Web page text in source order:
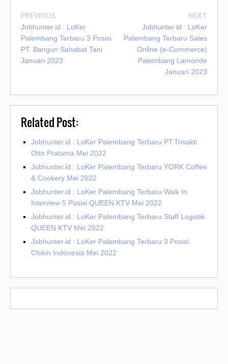
PREVIOUS
Jobhunter.id : LoKer
Palembang Terbaru 3 Posisi
PT. Bangun Sahabat Tani
Januari 2023
NEXT
Jobhunter.id : LoKer
Palembang Terbaru Sales
Online (e-Commerce)
Palembang Lamonde
Januari 2023
Related Post:
Jobhunter.id : LoKer Palembang Terbaru PT.Trisakti
Otto Pratama Mei 2022
Jobhunter.id : LoKer Palembang Terbaru YORK Coffee
& Cookery Mei 2022
Jobhunter.id : LoKer Palembang Terbaru Walk In
Interview 5 Posisi QUEEN KTV Mei 2022
Jobhunter.id : LoKer Palembang Terbaru Staff Logistik
QUEEN KTV Mei 2022
Jobhunter.id : LoKer Palembang Terbaru 3 Posisi
Chikin Indonesia Mei 2022